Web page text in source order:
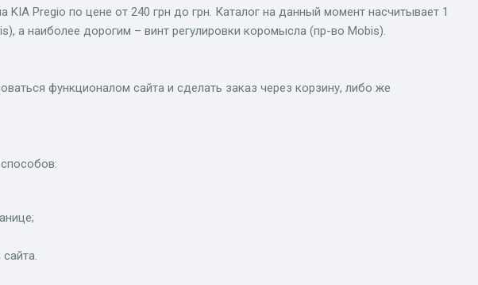
Pregio по цене от 240 грн до грн. Каталог на данный момент насчитывает 1
а наиболее дорогим – винт регулировки коромысла (пр-во Mobis).
функционалом сайта и сделать заказ через корзину, либо же